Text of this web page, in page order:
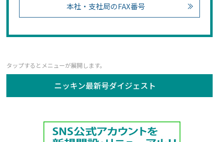
本社・支社局のFAX番号
ニッキン最新号ダイジェスト